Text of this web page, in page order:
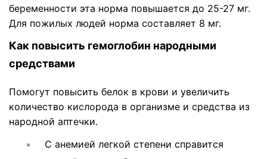
беременности эта норма повышается до 25-27 мг.
Для пожилых людей норма составляет 8 мг.
Как повысить гемоглобин народными
средствами
Помогут повысить белок в крови и увеличить
количество кислорода в организме и средства из
народной аптечки.
С анемией легкой степени справится